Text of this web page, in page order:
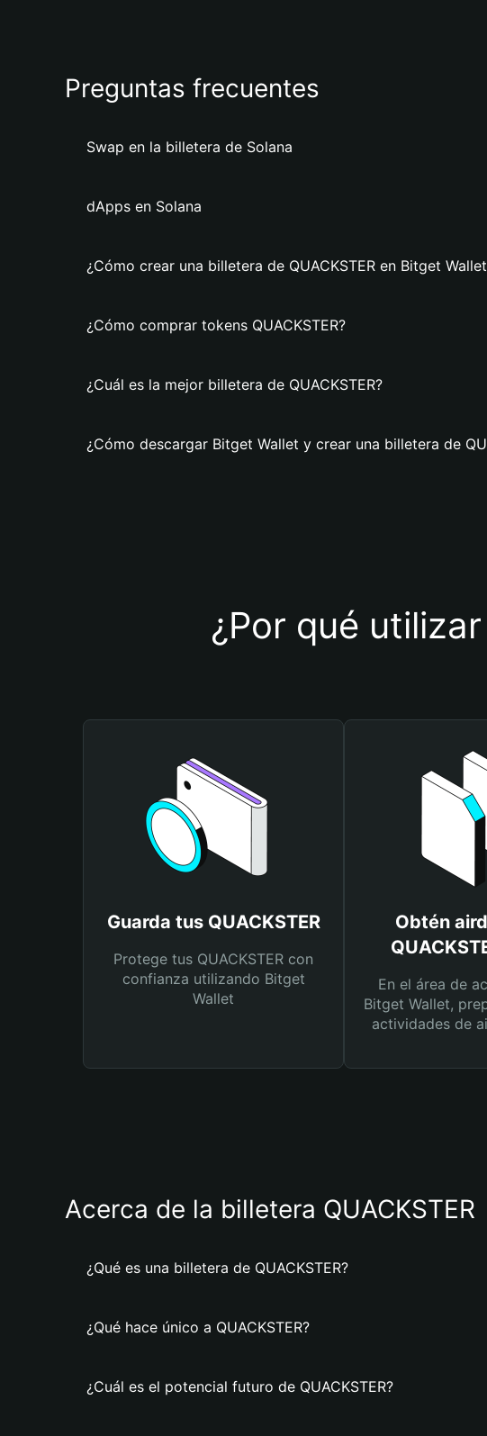
Preguntas frecuentes
Swap en la billetera de Solana
dApps en Solana
¿Cómo crear una billetera de QUACKSTER en Bitget
¿Cómo comprar tokens QUACKSTER?
¿Cuál es la mejor billetera de QUACKSTER?
¿Cómo descargar Bitget Wallet y crear una billetera de
¿Por qué
Guarda tus QUACKSTER
Protege tus QUACKSTER con
confianza utilizando Bitget
Wallet
Obtén
En el área de
Bitget Wallet,
actividades de
Acerca de la billetera QUACKSTER
¿Qué es una billetera de QUACKSTER?
¿Qué hace único a QUACKSTER?
¿Cuál es el potencial futuro de QUACKSTER?